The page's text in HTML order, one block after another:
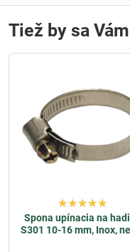
Tiež by sa
Spona upínacia na
S301 10-16 mm, Inox,